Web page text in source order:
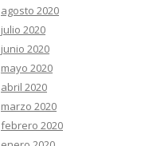
agosto 2020
julio 2020
junio 2020
mayo 2020
abril 2020
marzo 2020
febrero 2020